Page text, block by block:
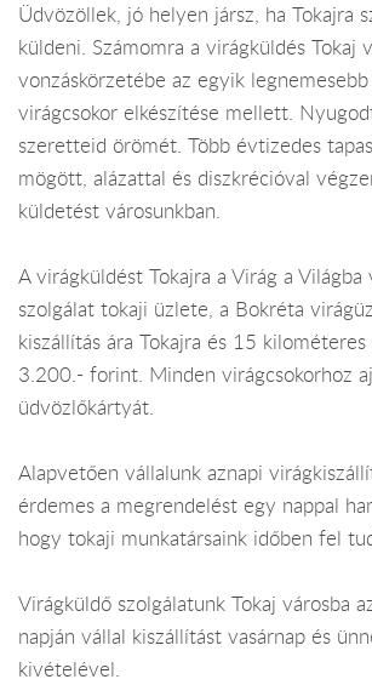
Üdvözöllek, jó helyen jársz, ha Tokajra
küldeni. Számomra a virágküldés Tokaj
vonzáskörzetébe az egyik
virágcsokor elkészítése mellett.
szeretteid örömét. Több évtizedes
mögött, alázattal és diszkrécióval
küldetést városunkban.
A virágküldést Tokajra a Virág a Világba
szolgálat tokaji üzlete, a Bokréta
kiszállítás ára Tokajra és 15
3.200.- forint. Minden virágcsokorhoz
üdvözlőkártyát.
Alapvetően vállalunk aznapi
érdemes a megrendelést egy nappal
hogy tokaji munkatársaink időben fel
Virágküldő szolgálatunk Tokaj városba
napján vállal kiszállítást vasárnap és
kivételével.